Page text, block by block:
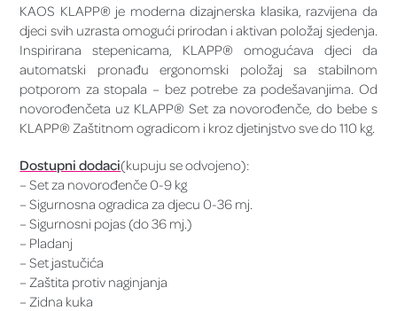
KAOS KLAPP® je moderna dizajnerska klasika, razvijena da
djeci svih uzrasta omogući prirodan i aktivan položaj sjedenja.
Inspirirana stepenicama, KLAPP® omogućava djeci da
automatski pronađu ergonomski položaj sa stabilnom
potporom za stopala – bez potrebe za podešavanjima. Od
novorođenčeta uz KLAPP® Set za novorođenče, do bebe s
KLAPP® Zaštitnom ogradicom i kroz djetinjstvo sve do 110 kg.
Dostupni dodaci(kupuju se odvojeno):
– Set za novorođenče 0-9 kg
– Sigurnosna ogradica za djecu 0-36 mj.
– Sigurnosni pojas (do 36 mj.)
– Pladanj
– Set jastučića
– Zaštita protiv naginjanja
– Zidna kuka